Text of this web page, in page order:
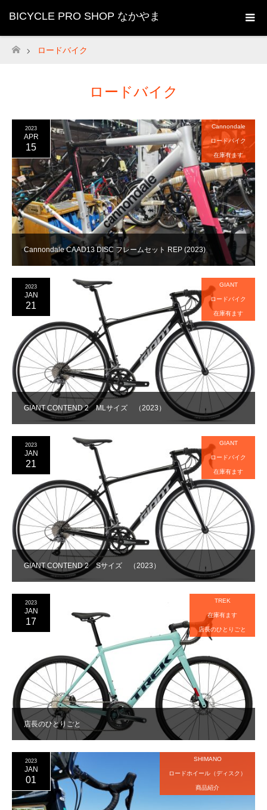
BICYCLE PRO SHOP なかやま
ホーム
ロードバイク
ロードバイク
Cannondale CAAD13 DISC フレームセット REP (2023)
2023
APR
15
Cannondale
ロードバイク
在庫有ます
GIANT CONTEND 2 MLサイズ （2023）
2023
JAN
21
GIANT
ロードバイク
在庫有ます
GIANT CONTEND 2 Sサイズ （2023）
2023
JAN
21
GIANT
ロードバイク
在庫有ます
店長のひとりごと
2023
JAN
17
TREK
在庫有ます
店長のひとりごと
2023
JAN
01
SHIMANO
ロードホイール（ディスク）
商品紹介